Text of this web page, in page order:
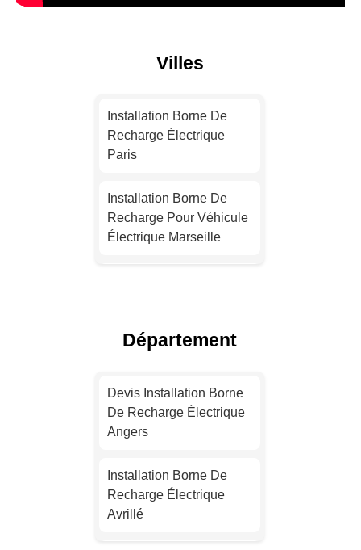
Villes
Installation Borne De
Recharge Électrique
Paris
Installation Borne De
Recharge Pour Véhicule
Électrique Marseille
Toulouse
Électrique Nice
Département
Devis Installation Borne
De Recharge Électrique
Angers
Installation Borne De
Recharge Électrique
Avrillé